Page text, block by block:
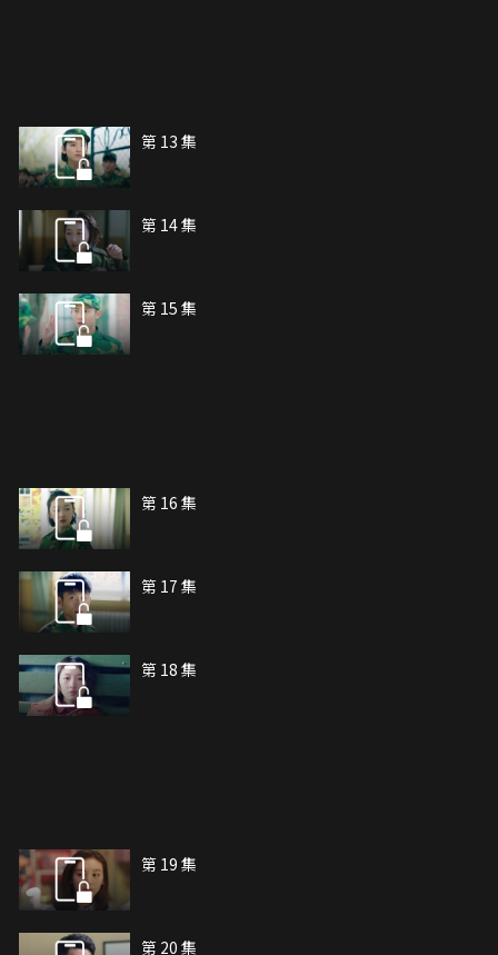
第 13 集
第 14 集
第 15 集
第 16 集
第 17 集
第 18 集
第 19 集
第 20 集